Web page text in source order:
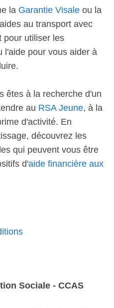
la Garantie Visale ou la
au transport avec
pour utiliser les
l'aide pour vous aider à
êtes à la recherche d'un
au RSA Jeune, à la
d'activité. En
découvrez les
qui peuvent vous être
d'aide financière aux
Sociale - CCAS